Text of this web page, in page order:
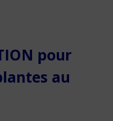
pour
au